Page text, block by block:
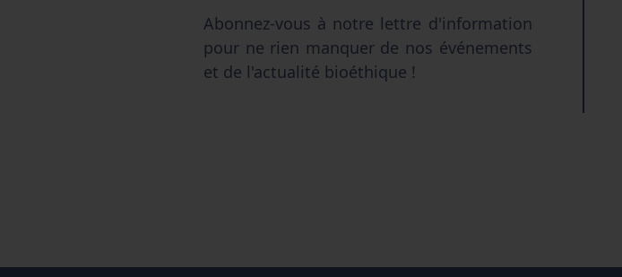
Abonnez-vous à notre lettre d'information
pour ne rien manquer de nos événements
et de l'actualité bioéthique !